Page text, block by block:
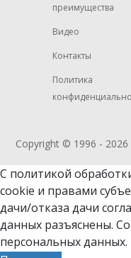
преимущества
Видео
Контакты
Политика
Copyright © 1996 - 2026
С политикой
cookie и правами
дачи/отказа дачи
данных разъяснены.
персональных данных.